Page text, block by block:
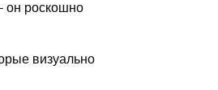
он роскошно
визуально